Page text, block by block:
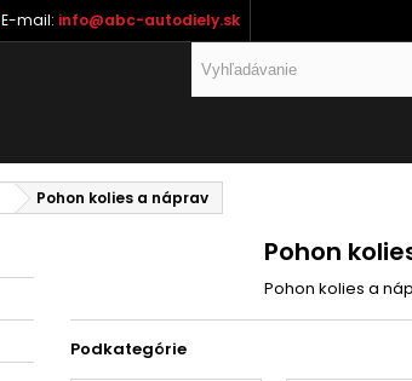
E-mail: info@abc-autodiely.sk
Pohon kolies a náprav
Pohon
Pohon kolies a
Podkategórie